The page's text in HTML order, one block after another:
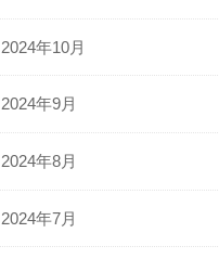
2024年10月
2024年9月
2024年8月
2024年7月